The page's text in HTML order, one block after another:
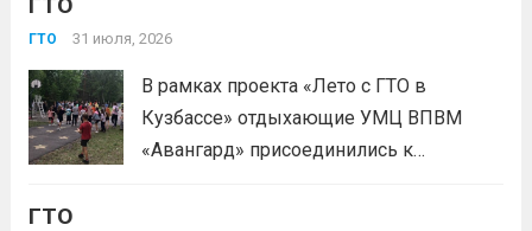
испытаниях ГТО. Приказ...
ГТО 31 июля, 2026
В рамках проекта «Лето с ГТО в
Кузбассе» отдыхающие УМЦ ВПВМ
«Авангард» присоединились к
ГТО